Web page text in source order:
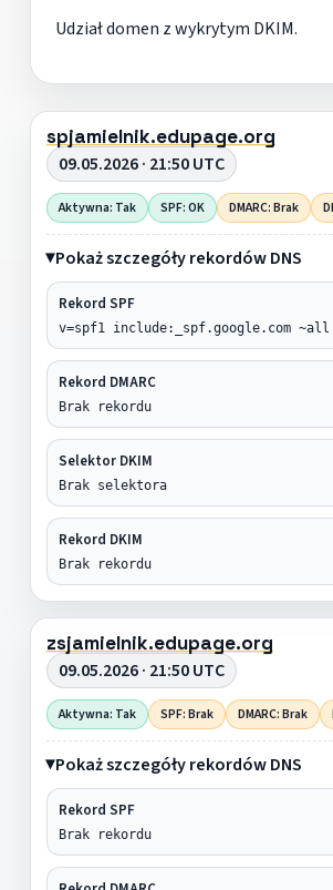
Udział domen z wykrytym DKIM.
spjamielnik.edupage.org
09.05.2026 · 21:50 UTC
Aktywna: Tak SPF: OK DMARC: Brak
Pokaż szczegóły rekordów DNS
Rekord SPF
v=spf1 include:_spf.google.com ~all
Rekord DMARC
Brak rekordu
Selektor DKIM
Brak selektora
Rekord DKIM
Brak rekordu
zsjamielnik.edupage.org
09.05.2026 · 21:50 UTC
Aktywna: Tak SPF: Brak DMARC: Brak
Pokaż szczegóły rekordów DNS
Rekord SPF
Brak rekordu